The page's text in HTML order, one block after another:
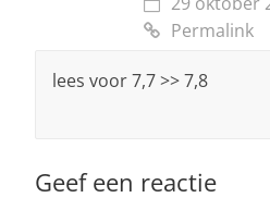
Permalink
lees voor 7,7 >> 7,8
Geef een reactie